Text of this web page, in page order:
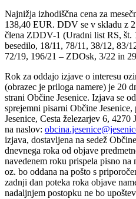
Najnižja izhodiščna cena za
138,40 EUR. DDV se v skladu z
člena ZDDV-1 (Uradni list RS, št.
besedilo, 18/11, 78/11, 38/12, 83/
72/19, 196/21 – ZDOsk, 3/22 in
Rok za oddajo izjave o interesu
(obrazec je priloga namere) je 20
strani Občine Jesenice. Izjava se
sprejemni pisarni Občine
Jesenice, Cesta železarjev 6,
na naslov:
izjava, dostavljena na sedež
dnevnega roka od objave
navedenem roku prispela pisno
oz. bo oddana na pošto s
zadnji dan poteka roka objave
nadaljnjem postopku ne bo